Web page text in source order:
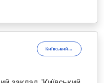
Київський університет культури